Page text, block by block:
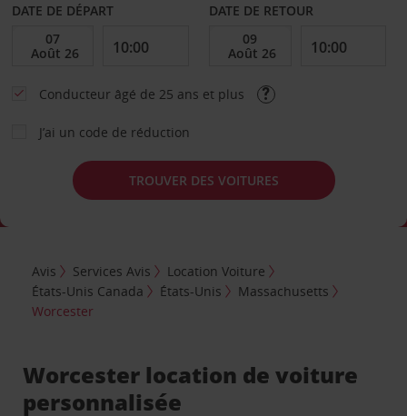
DATE DE DÉPART DATE DE RETOUR
Conducteur âgé de 25 ans et plus
J’ai un code de réduction
TROUVER DES VOITURES
Avis Services Avis
Location Voiture
États-Unis Canada
États-Unis
Massachusetts
Worcester
Worcester location de voiture
personnalisée